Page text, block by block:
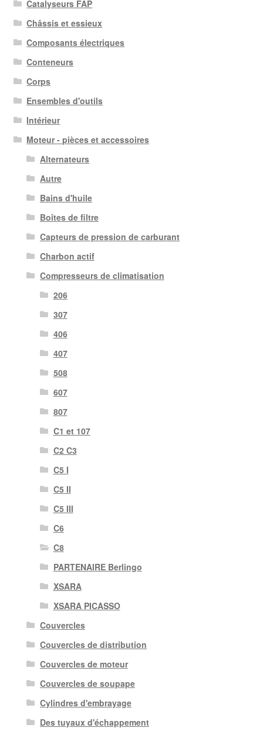
plus
ancien
Catalyseurs FAP
Châssis et essieux
Composants électriques
Conteneurs
Corps
Ensembles d'outils
Intérieur
Moteur - pièces et accessoires
Alternateurs
Autre
Bains d'huile
Boîtes de filtre
Capteurs de pression de carburant
Charbon actif
Compresseurs de climatisation
206
307
406
407
508
607
807
C1 et 107
C2 C3
C5 I
C5 II
C5 III
C6
C8
PARTENAIRE Berlingo
XSARA
XSARA PICASSO
Couvercles
Couvercles de distribution
Couvercles de moteur
Couvercles de soupape
Cylindres d'embrayage
Des tuyaux d'échappement